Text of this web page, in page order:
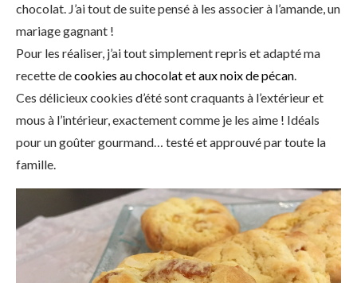
chocolat. J’ai tout de suite pensé à les associer à l’amande, un
mariage gagnant !
Pour les réaliser, j’ai tout simplement repris et adapté ma
recette decookies au chocolat et aux noix de pécan.
Ces délicieux cookies d’été sont craquants à l’extérieur et
mous à l’intérieur, exactement comme je les aime ! Idéals
pour un goûter gourmand… testé et approuvé par toute la
famille.